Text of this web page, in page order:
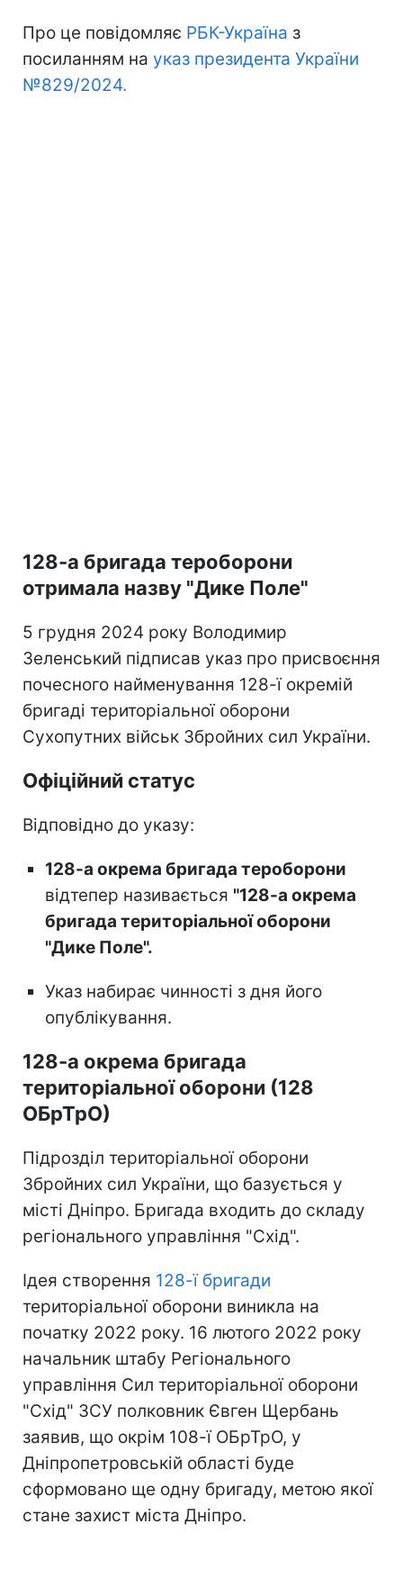
Про це повідомляє РБК-Україна з
посиланням на указ президента України
№829/2024.
128-а бригада тероборони
отримала назву "Дике Поле"
5 грудня 2024 року Володимир
Зеленський підписав указ про присвоєння
почесного найменування 128-ї окремій
бригаді територіальної оборони
Сухопутних військ Збройних сил України.
Офіційний статус
Відповідно до указу:
128-а окрема бригада тероборони
відтепер називається "128-а окрема
бригада територіальної оборони
"Дике Поле".
Указ набирає чинності з дня його
опублікування.
128-а окрема бригада
територіальної оборони (128
ОБрТрО)
Підрозділ територіальної оборони
Збройних сил України, що базується у
місті Дніпро. Бригада входить до складу
регіонального управління "Схід".
Ідея створення 128-ї бригади
територіальної оборони виникла на
початку 2022 року. 16 лютого 2022 року
начальник штабу Регіонального
управління Сил територіальної оборони
"Схід" ЗСУ полковник Євген Щербань
заявив, що окрім 108-ї ОБрТрО, у
Дніпропетровській області буде
сформовано ще одну бригаду, метою якої
стане захист міста Дніпро.